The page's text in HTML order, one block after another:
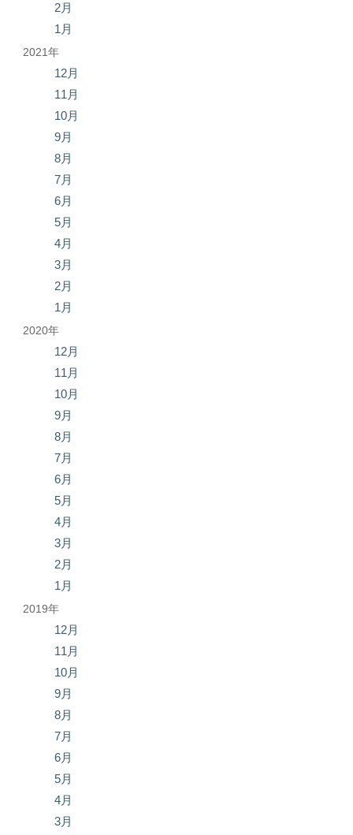
2月
1月
2021年
12月
11月
10月
9月
8月
7月
6月
5月
4月
3月
2月
1月
2020年
12月
11月
10月
9月
8月
7月
6月
5月
4月
3月
2月
1月
2019年
12月
11月
10月
9月
8月
7月
6月
5月
4月
3月